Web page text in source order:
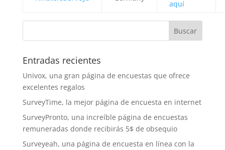
aquí
Entradas recientes
Univox, una gran página de encuestas que ofrece
excelentes regalos
SurveyTime, la mejor página de encuesta en internet
SurveyPronto, una increíble página de encuestas
remuneradas donde recibirás 5$ de obsequio
Surveyeah, una página de encuesta en línea con la